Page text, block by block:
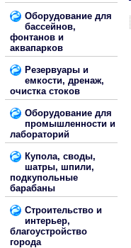
Оборудование для
бассейнов,
фонтанов и
аквапарков
Резервуары и
емкости, дренаж,
очистка стоков
Оборудование для
промышленности и
лабораторий
Купола, своды,
шатры, шпили,
подкупольные
барабаны
Строительство и
интерьер,
благоустройство
города